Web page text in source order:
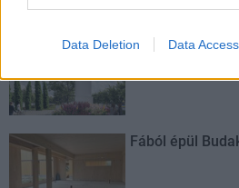
Data Deletion Data Access
Még több zöld,
játszótér
terén
Fából épül